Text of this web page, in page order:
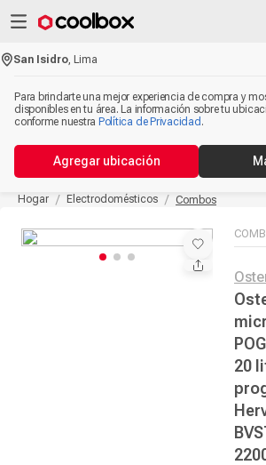
San Isidro ,Lima
Para brindarte una mejor experiencia de compra y
disponibles en tu área. La información sobre tu
conforme nuestra Política de Privacidad .
Agregar ubicación
Hogar Electrodomésticos Combos
20